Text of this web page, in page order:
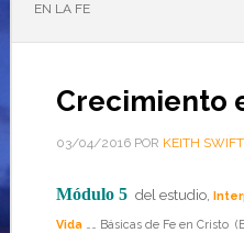
EN LA FE
Crecimiento
03/04/2016POR KEITH SWIFT
Módulo 5 del estudio,
Vida…… Básicas de Fe en Cristo